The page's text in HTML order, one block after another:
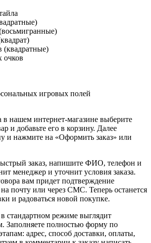
(квадратные)
очков
игровых полей
в нашем интернет-магазине выберите
и добавьте его в корзину. Далее
и нажмите на «Оформить заказ» или
заказ, напишите ФИО, телефон и
менеджер и уточнит условия заказа.
вам придет подтверждение
почту или через СМС. Теперь останется
и радоваться новой покупке.
стандартном режиме выглядит
Заполняете полностью форму по
адрес, способ доставки, оплаты,